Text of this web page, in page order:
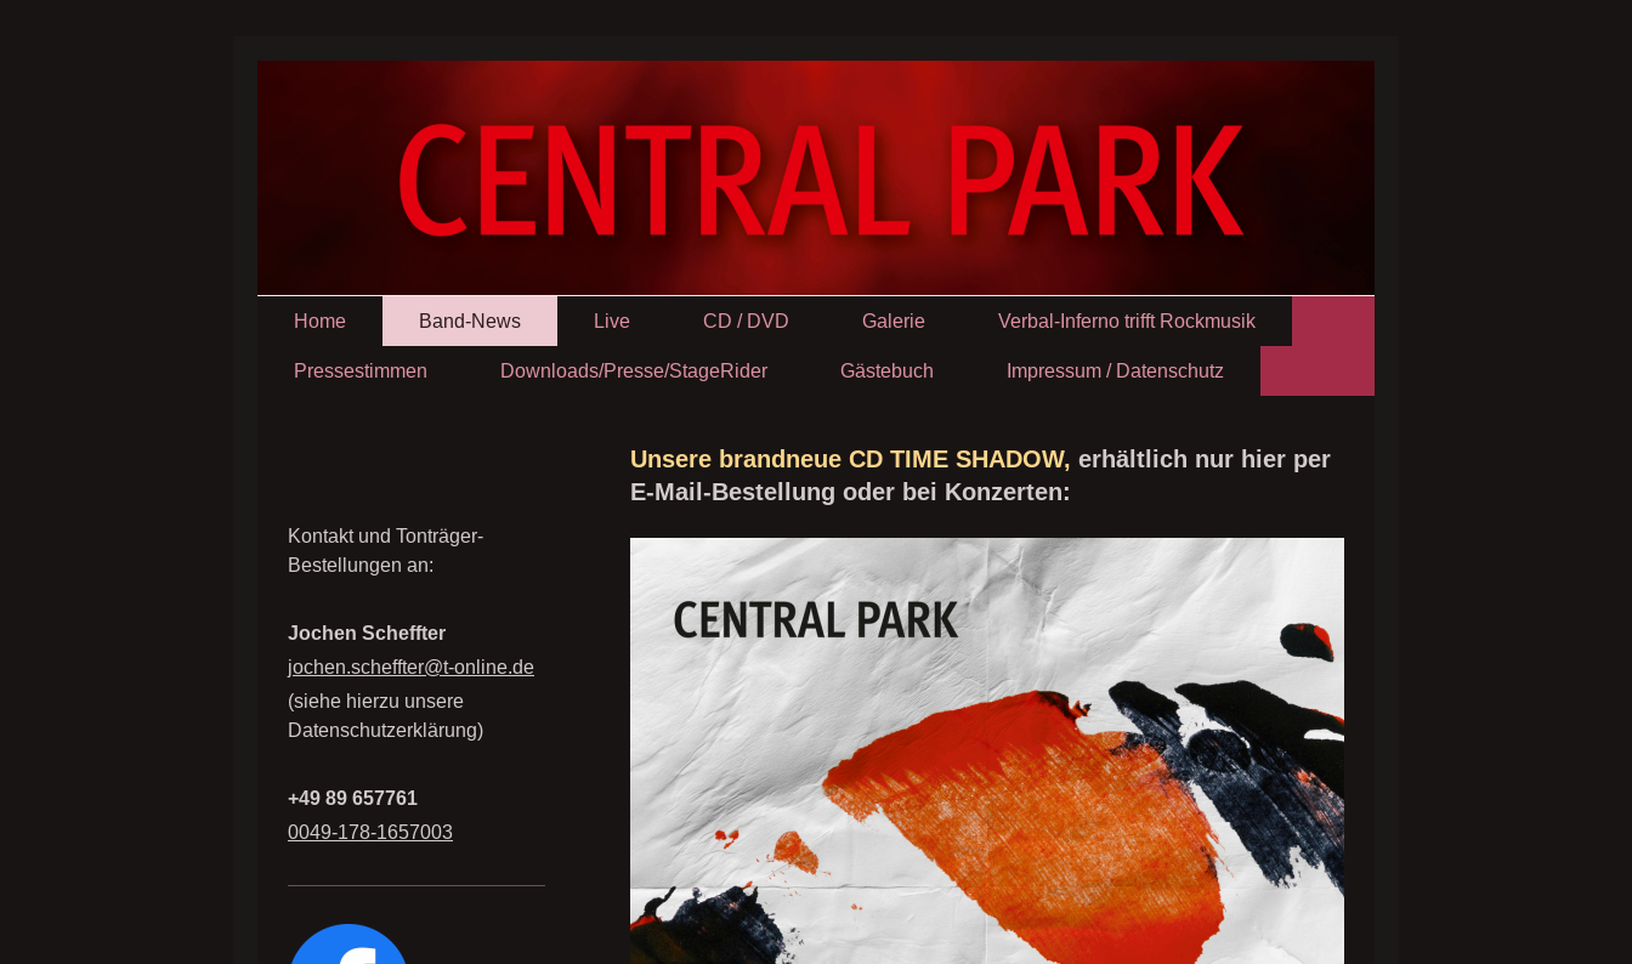
Home Band-News Live CD / DVD Galerie Verbal-Inferno trifft Rockmusik
Pressestimmen Downloads/Presse/StageRider Gästebuch Impressum / Datenschutz
Unsere brandneue CD TIME SHADOW, erhältlich nur hier per
E-Mail-Bestellung oder bei Konzerten:
Kontakt und Tonträger-
Bestellungen an:
Jochen Scheffter
jochen.scheffter@t-online.de
(siehe hierzu unsere
Datenschutzerklärung)
+49 89 657761
0049-178-1657003